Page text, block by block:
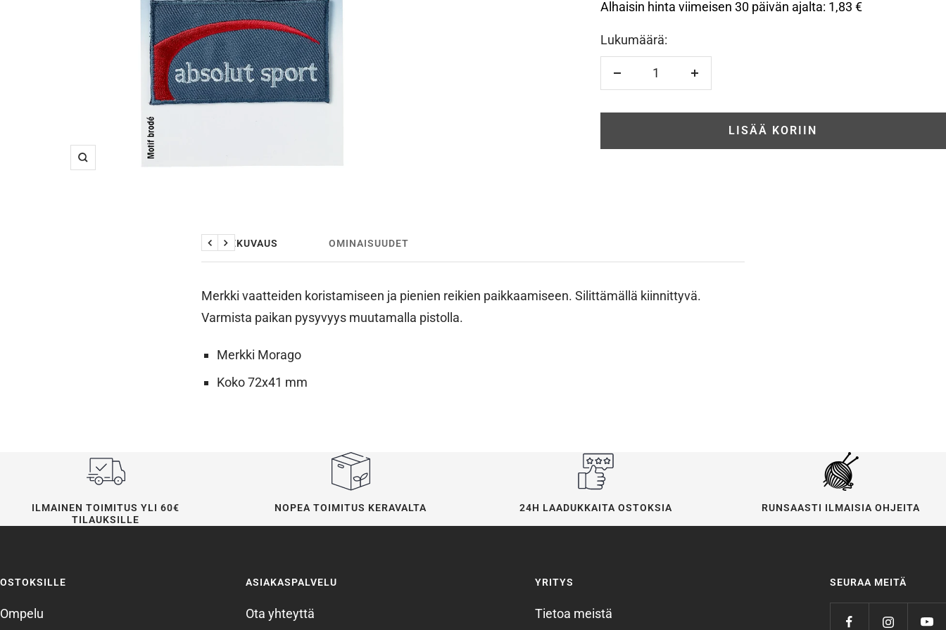
Suurenna
Alhaisin hinta viimeisen 30 päivän ajalta: 1,83 €
Lukumäärä:
LISÄÄ KORIIN
TUOTEKUVAUS OMINAISUUDET
Edellinen
Seuraava
Merkki vaatteiden koristamiseen ja pienien reikien paikkaamiseen. Silittämällä kiinnittyvä.
Varmista paikan pysyvyys muutamalla pistolla.
Merkki Morago
Koko 72x41 mm
ILMAINEN TOIMITUS YLI 60€
TILAUKSILLE
NOPEA TOIMITUS KERAVALTA 24H LAADUKKAITA OSTOKSIA RUNSAASTI ILMAISIA OHJEITA
OSTOKSILLE
Ompelu
ASIAKASPALVELU
Ota yhteyttä
YRITYS
Tietoa meistä
SEURAA MEITÄ